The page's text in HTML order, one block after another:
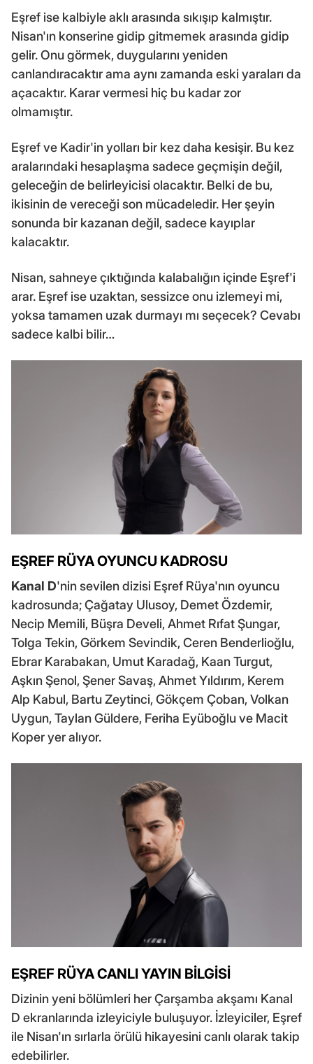
Eşref ise kalbiyle aklı arasında sıkışıp kalmıştır.
Nisan'ın konserine gidip gitmemek arasında gidip
gelir. Onu görmek, duygularını yeniden
canlandıracaktır ama aynı zamanda eski yaraları da
açacaktır. Karar vermesi hiç bu kadar zor
olmamıştır.
Eşref ve Kadir'in yolları bir kez daha kesişir. Bu kez
aralarındaki hesaplaşma sadece geçmişin değil,
geleceğin de belirleyicisi olacaktır. Belki de bu,
ikisinin de vereceği son mücadeledir. Her şeyin
sonunda bir kazanan değil, sadece kayıplar
kalacaktır.
Nisan, sahneye çıktığında kalabalığın içinde Eşref'i
arar. Eşref ise uzaktan, sessizce onu izlemeyi mi,
yoksa tamamen uzak durmayı mı seçecek? Cevabı
sadece kalbi bilir…
EŞREF RÜYA OYUNCU KADROSU
Kanal D'nin sevilen dizisi Eşref Rüya'nın oyuncu
kadrosunda; Çağatay Ulusoy, Demet Özdemir,
Necip Memili, Büşra Develi, Ahmet Rıfat Şungar,
Tolga Tekin, Görkem Sevindik, Ceren Benderlioğlu,
Ebrar Karabakan, Umut Karadağ, Kaan Turgut,
Aşkın Şenol, Şener Savaş, Ahmet Yıldırım, Kerem
Alp Kabul, Bartu Zeytinci, Gökçem Çoban, Volkan
Uygun, Taylan Güldere, Feriha Eyüboğlu ve Macit
Koper yer alıyor.
EŞREF RÜYA CANLI YAYIN BİLGİSİ
Dizinin yeni bölümleri her Çarşamba akşamı Kanal
D ekranlarında izleyiciyle buluşuyor. İzleyiciler, Eşref
ile Nisan'ın sırlarla örülü hikayesini canlı olarak takip
edebilirler.